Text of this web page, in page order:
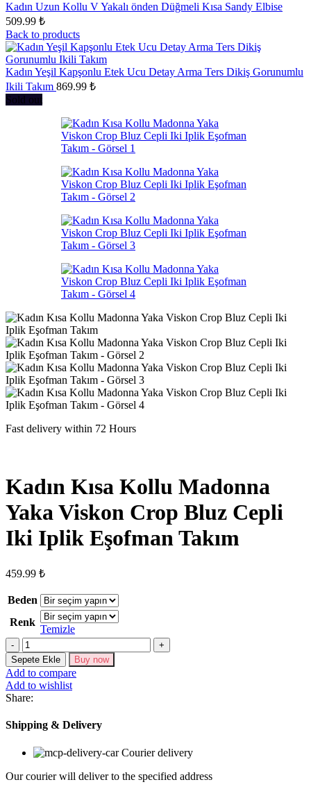
Kadın Uzun Kollu V Yakalı önden Düğmeli Kısa Sandy Elbise
509.99 ₺
Back to products
Kadın Yeşil Kapşonlu Etek Ucu Detay Arma Ters Dikiş Gorunumlu
Ikili Takım 869.99 ₺
Sold out
Fast delivery within 72 Hours
Kadın Kısa Kollu Madonna
Yaka Viskon Crop Bluz Cepli
Iki Iplik Eşofman Takım
459.99 ₺
Beden
Renk
Temizle
Kadın
Kısa
Kollu
Madonna
Yaka
Viskon
Crop
Bluz
Iki
Eşofman
Sepete Ekle Buy now
Add to compare
Add to wishlist
Share:
Shipping & Delivery
Courier delivery
Our courier will deliver to the specified address